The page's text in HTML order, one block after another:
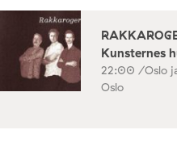
Kunsternes
22:00 /Oslo
Oslo